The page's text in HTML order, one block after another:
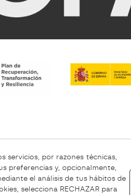
legal Canal ético
servicios, por razones técnicas,
preferencias y, opcionalmente,
el análisis de tus hábitos de
selecciona RECHAZAR para